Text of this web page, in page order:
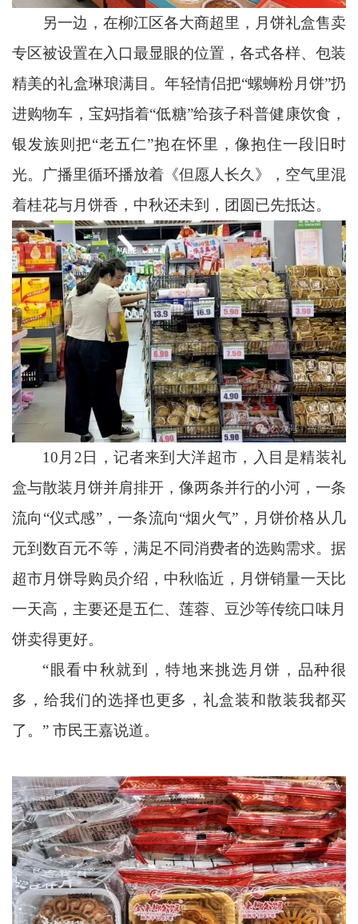
另一边，在柳江区各大商超里，月饼礼盒售卖
专区被设置在入口最显眼的位置，各式各样、包装
精美的礼盒琳琅满目。年轻情侣把“螺蛳粉月饼”扔
进购物车，宝妈指着“低糖”给孩子科普健康饮食，
银发族则把“老五仁”抱在怀里，像抱住一段旧时
光。广播里循环播放着《但愿人长久》，空气里混
着桂花与月饼香，中秋还未到，团圆已先抵达。
10月2日，记者来到大洋超市，入目是精装礼
盒与散装月饼并肩排开，像两条并行的小河，一条
流向“仪式感”，一条流向“烟火气”，月饼价格从几
元到数百元不等，满足不同消费者的选购需求。据
超市月饼导购员介绍，中秋临近，月饼销量一天比
一天高，主要还是五仁、莲蓉、豆沙等传统口味月
饼卖得更好。
“眼看中秋就到，特地来挑选月饼，品种很
多，给我们的选择也更多，礼盒装和散装我都买
了。” 市民王嘉说道。